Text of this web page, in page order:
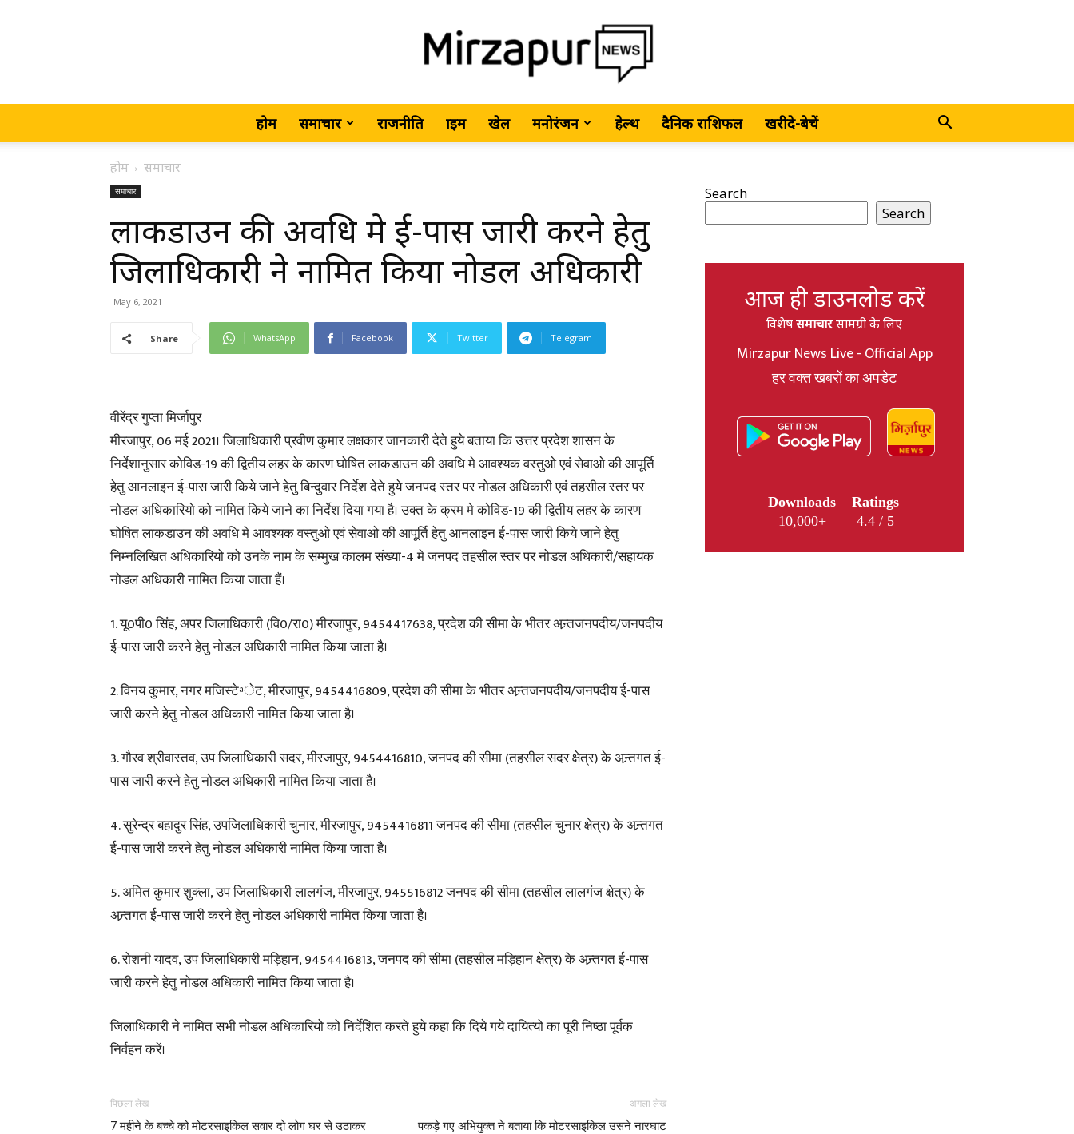
MirzapurNews.com
Hindi
News,
Latest
in
Today
होम समाचार राजनीति क्राइम खेल मनोरंजन हेल्थ दैनिक राशिफल खरीदे-बेचें
होम समाचार
समाचार
लाकडाउन की अवधि मे ई-पास जारी करने हेतु
जिलाधिकारी ने नामित किया नोडल अधिकारी
May 6, 2021
Share WhatsApp Facebook Twitter Telegram
वीरेंद्र गुप्ता मिर्जापुर
मीरजापुर, 06 मई 2021। जिलाधिकारी प्रवीण कुमार लक्षकार जानकारी देते हुये बताया कि उत्तर प्रदेश शासन के
निर्देशानुसार कोविड-19 की द्वितीय लहर के कारण घोषित लाकडाउन की अवधि मे आवश्यक वस्तुओ एवं सेवाओ की आपूर्ति
हेतु आनलाइन ई-पास जारी किये जाने हेतु बिन्दुवार निर्देश देते हुये जनपद स्तर पर नोडल अधिकारी एवं तहसील स्तर पर
नोडल अधिकारियो को नामित किये जाने का निर्देश दिया गया है। उक्त के क्रम मे कोविड-19 की द्वितीय लहर के कारण
घोषित लाकडाउन की अवधि मे आवश्यक वस्तुओ एवं सेवाओ की आपूर्ति हेतु आनलाइन ई-पास जारी किये जाने हेतु
निम्नलिखित अधिकारियो को उनके नाम के सम्मुख कालम संख्या-4 मे जनपद तहसील स्तर पर नोडल अधिकारी/सहायक
नोडल अधिकारी नामित किया जाता हैं।
1. यू0पी0 सिंह, अपर जिलाधिकारी (वि0/रा0) मीरजापुर, 9454417638, प्रदेश की सीमा के भीतर अन्र्तजनपदीय/जनपदीय
ई-पास जारी करने हेतु नोडल अधिकारी नामित किया जाता है।
2. विनय कुमार, नगर मजिस्टेªेट, मीरजापुर, 9454416809, प्रदेश की सीमा के भीतर अन्र्तजनपदीय/जनपदीय ई-पास
जारी करने हेतु नोडल अधिकारी नामित किया जाता है।
3. गौरव श्रीवास्तव, उप जिलाधिकारी सदर, मीरजापुर, 9454416810, जनपद की सीमा (तहसील सदर क्षेत्र) के अन्र्तगत ई-
पास जारी करने हेतु नोडल अधिकारी नामित किया जाता है।
4. सुरेन्द्र बहादुर सिंह, उपजिलाधिकारी चुनार, मीरजापुर, 9454416811 जनपद की सीमा (तहसील चुनार क्षेत्र) के अन्र्तगत
ई-पास जारी करने हेतु नोडल अधिकारी नामित किया जाता है।
5. अमित कुमार शुक्ला, उप जिलाधिकारी लालगंज, मीरजापुर, 945516812 जनपद की सीमा (तहसील लालगंज क्षेत्र) के
अन्र्तगत ई-पास जारी करने हेतु नोडल अधिकारी नामित किया जाता है।
6. रोशनी यादव, उप जिलाधिकारी मड़िहान, 9454416813, जनपद की सीमा (तहसील मड़िहान क्षेत्र) के अन्र्तगत ई-पास
जारी करने हेतु नोडल अधिकारी नामित किया जाता है।
जिलाधिकारी ने नामित सभी नोडल अधिकारियो को निर्देशित करते हुये कहा कि दिये गये दायित्यो का पूरी निष्ठा पूर्वक
निर्वहन करें।
पिछला लेख
7 महीने के बच्चे को मोटरसाइकिल सवार दो लोग घर से उठाकर
अगला लेख
पकड़े गए अभियुक्त ने बताया कि मोटरसाइकिल उसने नारघाट
Search
Search
आज ही डाउनलोड करें
विशेषसमाचारसामग्री के लिए
Mirzapur News Live - Official App
हर वक्त खबरों का अपडेट
Downloads
10,000+
Ratings
4.4 / 5